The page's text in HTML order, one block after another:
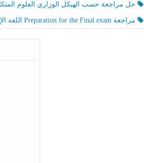
حل مراجعة حسب الهيكل الوزاري العلوم المتكاملة الصف الخامس عام الفصل الثالث
مراجعة Preparation for the Final exam اللغة الإنجليزية الصف الرابع الفصل الثالث